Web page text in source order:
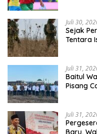
Juli 30,
Sejak
Tentara
Juli 31,
Baitul
Pisang
Juli 31,
Baru,